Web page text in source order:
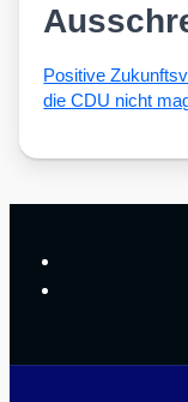
Posi­ti­ve
die CDU nicht